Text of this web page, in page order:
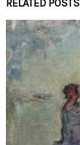
RELATED POSTS